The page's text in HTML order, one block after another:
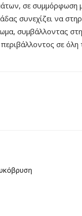
σε συμμόρφωση
συνεχίζει να
συμβάλλοντας
σε όλη